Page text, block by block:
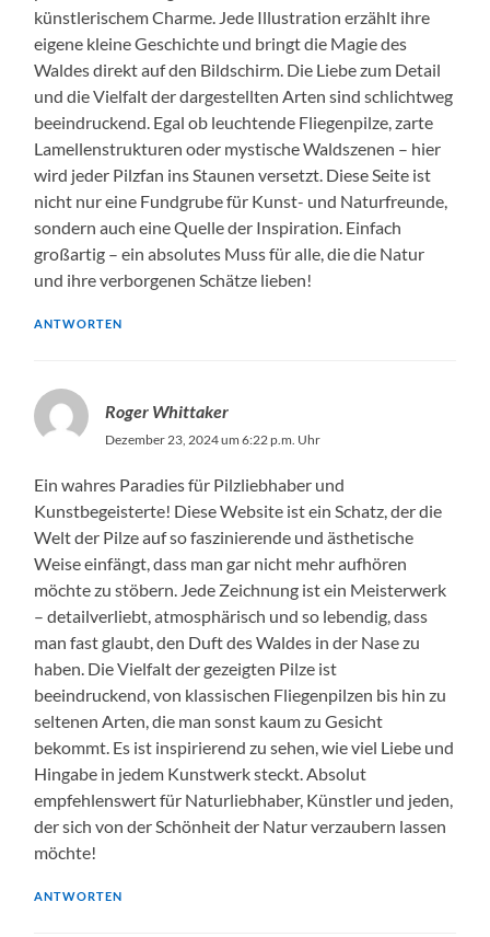
künstlerischem Charme. Jede Illustration erzählt ihre
eigene kleine Geschichte und bringt die Magie des
Waldes direkt auf den Bildschirm. Die Liebe zum Detail
und die Vielfalt der dargestellten Arten sind schlichtweg
beeindruckend. Egal ob leuchtende Fliegenpilze, zarte
Lamellenstrukturen oder mystische Waldszenen – hier
wird jeder Pilzfan ins Staunen versetzt. Diese Seite ist
nicht nur eine Fundgrube für Kunst- und Naturfreunde,
sondern auch eine Quelle der Inspiration. Einfach
großartig – ein absolutes Muss für alle, die die Natur
und ihre verborgenen Schätze lieben!
ANTWORTEN
Roger Whittaker
Dezember 23, 2024 um 6:22 p.m. Uhr
Ein wahres Paradies für Pilzliebhaber und
Kunstbegeisterte! Diese Website ist ein Schatz, der die
Welt der Pilze auf so faszinierende und ästhetische
Weise einfängt, dass man gar nicht mehr aufhören
möchte zu stöbern. Jede Zeichnung ist ein Meisterwerk
– detailverliebt, atmosphärisch und so lebendig, dass
man fast glaubt, den Duft des Waldes in der Nase zu
haben. Die Vielfalt der gezeigten Pilze ist
beeindruckend, von klassischen Fliegenpilzen bis hin zu
seltenen Arten, die man sonst kaum zu Gesicht
bekommt. Es ist inspirierend zu sehen, wie viel Liebe und
Hingabe in jedem Kunstwerk steckt. Absolut
empfehlenswert für Naturliebhaber, Künstler und jeden,
der sich von der Schönheit der Natur verzaubern lassen
möchte!
ANTWORTEN